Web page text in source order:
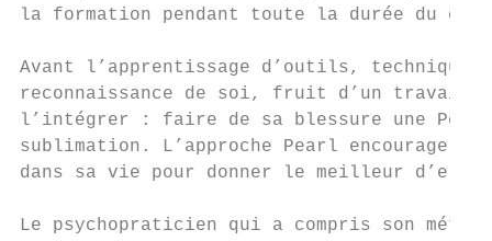
la formation pendant toute la durée du
Avant l’apprentissage d’outils,
reconnaissance de soi, fruit d’un travail
l’intégrer : faire de sa blessure une Perle,
sublimation. L’approche Pearl encourage
dans sa vie pour donner le meilleur d’elle-
Le psychopraticien qui a compris son